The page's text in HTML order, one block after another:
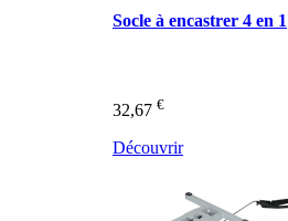
Socle à encastrer 4 en 1
32,67 €
Découvrir